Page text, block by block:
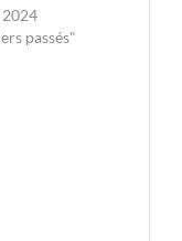
découvrira
lapassés"